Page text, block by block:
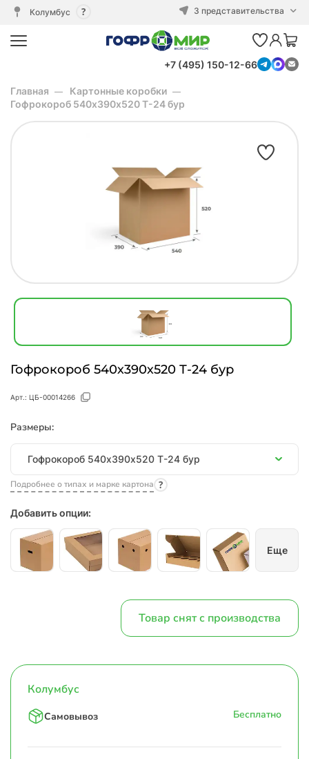
Колумбус 3 представительства
+7 (495) 150-12-66
Главная
Картонные коробки
Гофрокороб 540х390х520 Т-24 бур
Гофрокороб 540х390х520 Т-24 бур
Арт.: ЦБ-00014266
Размеры:
Размеры
Гофрокороб 540х390х520 Т-24 бур
Подробнее о типах и марке картона
Добавить опции:
Еще
Товар снят с производства
Колумбус
Самовывоз Бесплатно